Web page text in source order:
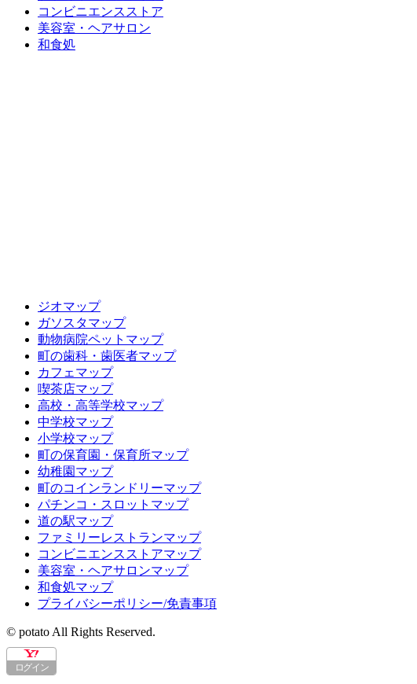
コンビニエンスストア
美容室・ヘアサロン
和食処
ジオマップ
ガソスタマップ
動物病院ペットマップ
町の歯科・歯医者マップ
カフェマップ
喫茶店マップ
高校・高等学校マップ
中学校マップ
小学校マップ
町の保育園・保育所マップ
幼稚園マップ
町のコインランドリーマップ
パチンコ・スロットマップ
道の駅マップ
ファミリーレストランマップ
コンビニエンスストアマップ
美容室・ヘアサロンマップ
和食処マップ
プライバシーポリシー/免責事項
© potato All Rights Reserved.